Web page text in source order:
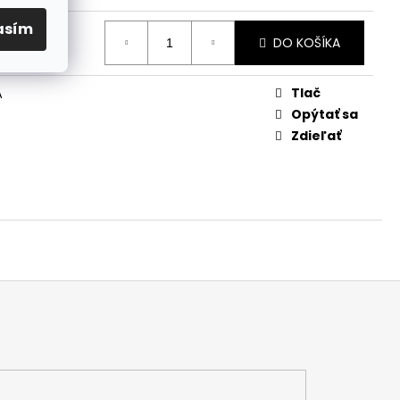
DO KOŠÍKA
Tlač
Opýtať sa
Zdieľať